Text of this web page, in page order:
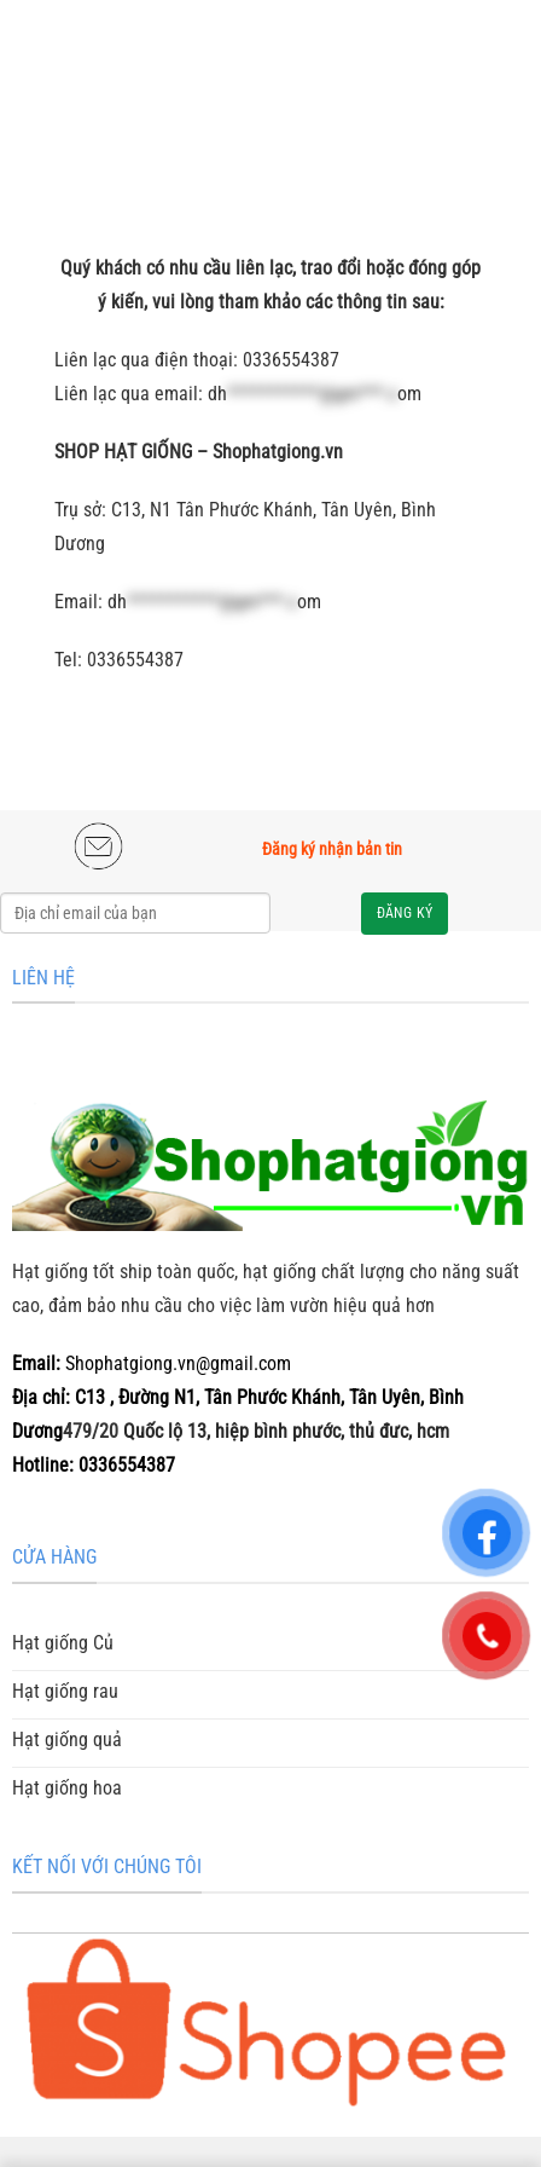
Quý khách có nhu cầu liên lạc, trao đổi hoặc đóng góp
ý kiến, vui lòng tham khảo các thông tin sau:
Liên lạc qua điện thoại: 0336554387
Liên lạc qua email: dh ***********@gm***.c om
SHOP HẠT GIỐNG – Shophatgiong.vn
Trụ sở: C13, N1 Tân Phước Khánh, Tân Uyên, Bình
Dương
Email: dh ***********@gm***.c om
Tel: 0336554387
Đăng ký nhận bản tin
LIÊN HỆ
Hạt giống tốt ship toàn quốc, hạt giống chất lượng cho năng suất
cao, đảm bảo nhu cầu cho việc làm vườn hiệu quả hơn
Email: Shophatgiong.vn@gmail.com
Địa chỉ: C13 , Đường N1, Tân Phước Khánh, Tân Uyên, Bình
Dương479/20 Quốc lộ 13, hiệp bình phước, thủ đưc, hcm
Hotline: 0336554387
CỬA HÀNG
Hạt giống Củ
Hạt giống rau
Hạt giống quả
Hạt giống hoa
KẾT NỐI VỚI CHÚNG TÔI